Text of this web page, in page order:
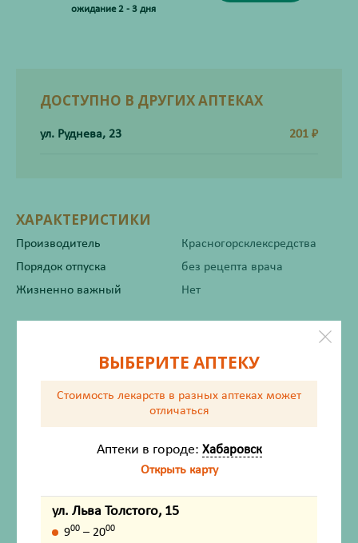
ожидание 2 - 3 дня
ДОСТУПНО В ДРУГИХ АПТЕКАХ
ул. Руднева, 23 201 ₽
ХАРАКТЕРИСТИКИ
Производитель
Красногорсклексредства
Порядок отпуска
без рецепта врача
Жизненно важный
Нет
Описание
Противопоказания
ВЫБЕРИТЕ АПТЕКУ
Стоимость лекарств в разных аптеках может
отличаться
Аптеки в городе: Хабаровск
Открыть карту
ул. Льва Толстого, 15
900 – 2000